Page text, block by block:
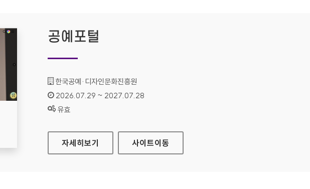
공예포털
기관명 :
한국공예·디자인문화진흥원
인증기간 :
2026.07.29 ~ 2027.07.28
상태 :
유효
공예포털
자세히보기 사이트이동